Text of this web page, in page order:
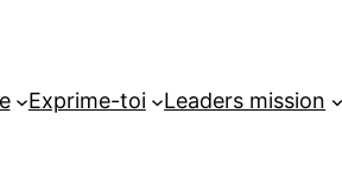
Exprime-toi Leaders mission